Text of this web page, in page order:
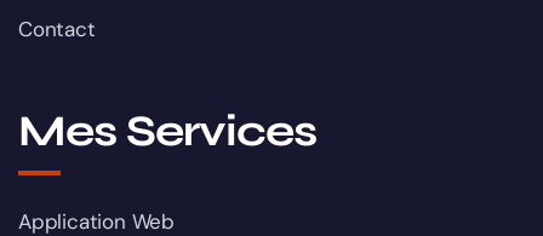
Contact
Mes Services
Application Web